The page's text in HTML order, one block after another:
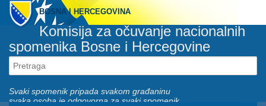
BOSNA I HERCEGOVINA
Komisija za očuvanje nacionalnih
spomenika Bosne i Hercegovine
Svaki spomenik pripada svakom građaninu
svaka osoba je odgovorna za svaki spomenik